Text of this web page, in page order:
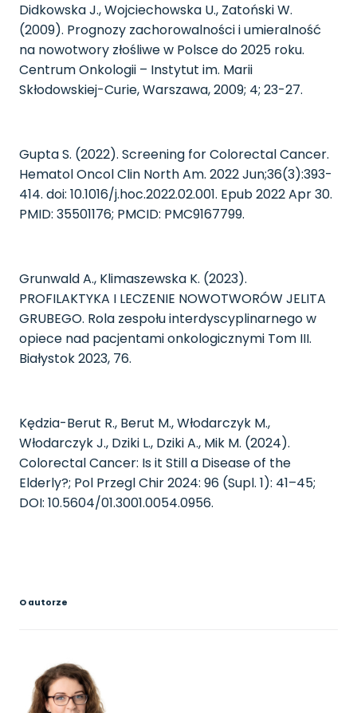
Didkowska J., Wojciechowska U., Zatoński W.
(2009). Prognozy zachorowalności i umieralność
na nowotwory złośliwe w Polsce do 2025 roku.
Centrum Onkologii – Instytut im. Marii
Skłodowskiej-Curie, Warszawa, 2009; 4; 23-27.
Gupta S. (2022). Screening for Colorectal Cancer.
Hematol Oncol Clin North Am. 2022 Jun;36(3):393-
414. doi: 10.1016/j.hoc.2022.02.001. Epub 2022 Apr 30.
PMID: 35501176; PMCID: PMC9167799.
Grunwald A., Klimaszewska K. (2023).
PROFILAKTYKA I LECZENIE NOWOTWORÓW JELITA
GRUBEGO. Rola zespołu interdyscyplinarnego w
opiece nad pacjentami onkologicznymi Tom III.
Białystok 2023, 76.
Kędzia-Berut R., Berut M., Włodarczyk M.,
Włodarczyk J., Dziki L., Dziki A., Mik M. (2024).
Colorectal Cancer: Is it Still a Disease of the
Elderly?; Pol Przegl Chir 2024: 96 (Supl. 1): 41–45;
DOI: 10.5604/01.3001.0054.0956.
O autorze